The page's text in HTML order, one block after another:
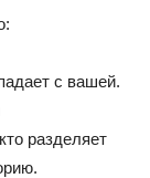
с вашей.
разделяет